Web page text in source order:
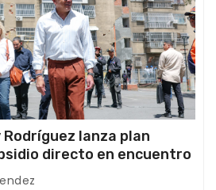
lanza plan
directo en encuentro